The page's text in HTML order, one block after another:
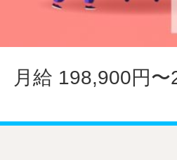
月給 198,900円〜